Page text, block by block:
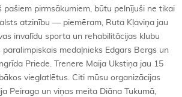
pašiem pirmsākumiem, būtu pelnījuši ne tikai
atzinību — piemēram, Ruta Kļaviņa jau
invalīdu sporta un rehabilitācijas klubu
paralimpiskais medaļnieks Edgars Bergs un
Priede. Trenere Maija Ukstiņa jau 15
vieglatlētus. Citi mūsu organizācijas
Peiraga un viņas meita Diāna Tukumā,